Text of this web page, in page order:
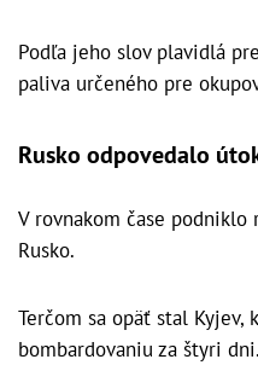
Podľa jeho slov plavidlá
paliva určeného pre
Rusko odpovedalo
V rovnakom čase podniklo
Rusko.
Terčom sa opäť stal
bombardovaniu za štyri